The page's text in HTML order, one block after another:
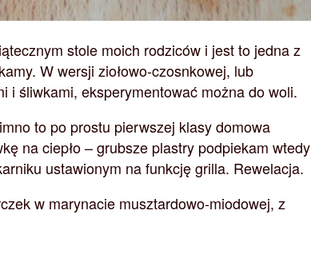
stole moich rodziców i jest to jedna z
W wersji ziołowo-czosnkowej, lub
i śliwkami, eksperymentować można do woli.
to po prostu pierwszej klasy domowa
na ciepło – grubsze plastry podpiekam wtedy
ustawionym na funkcję grilla. Rewelacja.
w marynacie musztardowo-miodowej, z